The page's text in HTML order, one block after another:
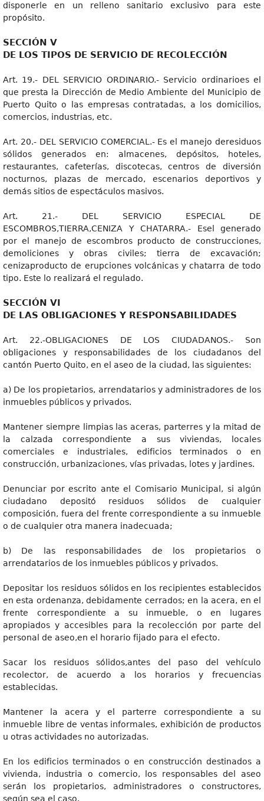
disponerle en un relleno sanitario exclusivo para este
propósito.
SECCIÓN V
DE LOS TIPOS DE SERVICIO DE RECOLECCIÓN
Art. 19.- DEL SERVICIO ORDINARIO.- Servicio ordinarioes el
que presta la Dirección de Medio Ambiente del Municipio de
Puerto Quito o las empresas contratadas, a los domicilios,
comercios, industrias, etc.
Art. 20.- DEL SERVICIO COMERCIAL.- Es el manejo deresiduos
sólidos generados en: almacenes, depósitos, hoteles,
restaurantes, cafeterías, discotecas, centros de diversión
nocturnos, plazas de mercado, escenarios deportivos y
demás sitios de espectáculos masivos.
Art. 21.- DEL SERVICIO ESPECIAL DE
ESCOMBROS,TIERRA,CENIZA Y CHATARRA.- Esel generado
por el manejo de escombros producto de construcciones,
demoliciones y obras civiles; tierra de excavación;
cenizaproducto de erupciones volcánicas y chatarra de todo
tipo. Este lo realizará el regulado.
SECCIÓN VI
DE LAS OBLIGACIONES Y RESPONSABILIDADES
Art. 22.-OBLIGACIONES DE LOS CIUDADANOS.- Son
obligaciones y responsabilidades de los ciudadanos del
cantón Puerto Quito, en el aseo de la ciudad, las siguientes:
a) De los propietarios, arrendatarios y administradores de los
inmuebles públicos y privados.
Mantener siempre limpias las aceras, parterres y la mitad de
la calzada correspondiente a sus viviendas, locales
comerciales e industriales, edificios terminados o en
construcción, urbanizaciones, vías privadas, lotes y jardines.
Denunciar por escrito ante el Comisario Municipal, si algún
ciudadano depositó residuos sólidos de cualquier
composición, fuera del frente correspondiente a su inmueble
o de cualquier otra manera inadecuada;
b) De las responsabilidades de los propietarios o
arrendatarios de los inmuebles públicos y privados.
Depositar los residuos sólidos en los recipientes establecidos
en esta ordenanza, debidamente cerrados; en la acera, en el
frente correspondiente a su inmueble, o en lugares
apropiados y accesibles para la recolección por parte del
personal de aseo,en el horario fijado para el efecto.
Sacar los residuos sólidos,antes del paso del vehículo
recolector, de acuerdo a los horarios y frecuencias
establecidas.
Mantener la acera y el parterre correspondiente a su
inmueble libre de ventas informales, exhibición de productos
u otras actividades no autorizadas.
En los edificios terminados o en construcción destinados a
vivienda, industria o comercio, los responsables del aseo
serán los propietarios, administradores o constructores,
según sea el caso.